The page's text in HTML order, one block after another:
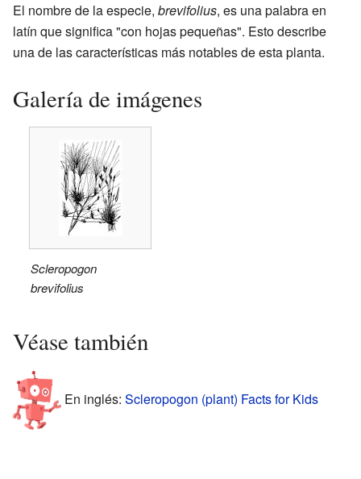
El nombre de la especie, brevifolius, es una palabra en
latín que significa "con hojas pequeñas". Esto describe
una de las características más notables de esta planta.
Galería de imágenes
Scleropogon
brevifolius
Véase también
En inglés: Scleropogon (plant) Facts for Kids